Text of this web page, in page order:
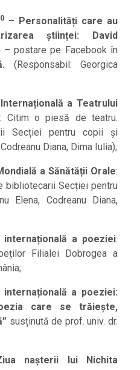
– Personalități care au
științei: David
–postare pe Facebook în
(Responsabil: Georgica
a Teatrului
: Citim o piesă de teatru.
Secției pentru copii și
Diana, Dima Iulia);
a Sănătății Orale:
bibliotecarii Secției pentru
Elena, Codreanu Diana,
a poeziei:
Filialei Dobrogea a
a poeziei:
care se trăiește,
susținută de prof. univ. dr.
nașterii lui Nichita